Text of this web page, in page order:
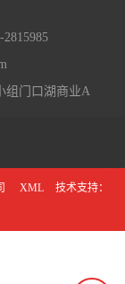
门口湖商业A
XML
技术支持：